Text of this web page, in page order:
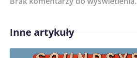
Treść komentarza*
Inne artykuły